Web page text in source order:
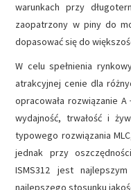
warunkach przy
zaopatrzony w piny do
dopasować się do
W celu spełnienia
atrakcyjnej cenie dla
opracowała rozwiązanie
wydajność, trwałość i
typowego rozwiązania
jednak przy
ISMS312 jest
najlepszego stosunku